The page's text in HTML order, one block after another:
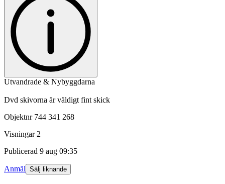
Utvandrade & Nybyggdarna
Dvd skivorna är väldigt fint skick
Objektnr 744 341 268
Visningar 2
Publicerad 9 aug 09:35
Anmäl Sälj liknande